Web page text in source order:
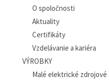
O spoločnosti
Aktuality
Certifikáty
Vzdelávanie a kariéra
VÝROBKY
Malé elektrické